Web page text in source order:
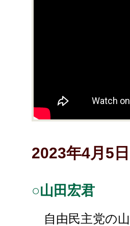
2023年4月5
○山田宏君
自由民主党の